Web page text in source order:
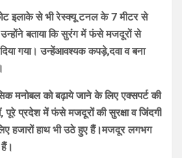
इलाके से भी रेस्क्यू टनल के 7 मीटर से
बताया कि सुरंग में फंसे मजदूरों से
गया। उन्हेंआवश्यक कपड़े,दवा व बना
मनोबल को बढ़ाये जाने के लिए एक्सपर्ट की
पूरे प्रदेश में फंसे मजदूरों की सुरक्षा व जिंदगी
हजारों हाथ भी उठे हुए हैं।मजदूर लगभग